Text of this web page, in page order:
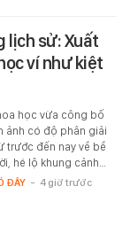
lịch sử: Xuất
ví như kiệt
học vừa công bố
ảnh có độ phân giải
trước đến nay về bề
hé lộ khung cảnh…
ĐÂY - 4 giờ trước